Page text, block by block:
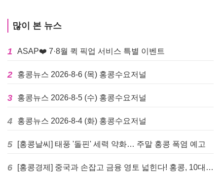
많이 본 뉴스
1 ASAP❤️ 7·8월 퀵 픽업 서비스 특별 이벤트
2 홍콩뉴스 2026-8-6 (목) 홍콩수요저널
3 홍콩뉴스 2026-8-5 (수) 홍콩수요저널
4 홍콩뉴스 2026-8-4 (화) 홍콩수요저널
5 [홍콩날씨] 태풍 '돌핀' 세력 약화… 주말 홍콩 폭염 예고
6 [홍콩경제] 중국과 손잡고 금융 영토 넓힌다! 홍콩, 10대 신규 정책 발표